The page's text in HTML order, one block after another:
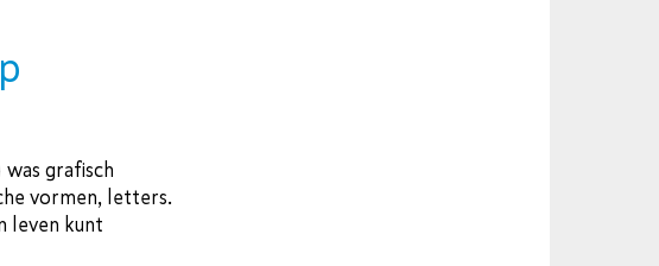
grafisch
vormen, letters.
leven kunt